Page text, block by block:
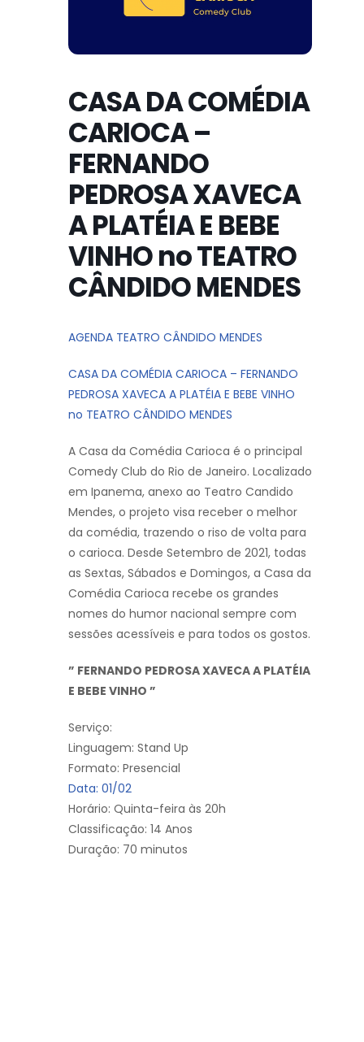
CASA DA COMÉDIA
CARIOCA –
FERNANDO
PEDROSA XAVECA
A PLATÉIA E BEBE
VINHO no TEATRO
CÂNDIDO MENDES
AGENDA TEATRO CÂNDIDO MENDES
CASA DA COMÉDIA CARIOCA – FERNANDO
PEDROSA XAVECA A PLATÉIA E BEBE VINHO
no TEATRO CÂNDIDO MENDES
A Casa da Comédia Carioca é o principal
Comedy Club do Rio de Janeiro. Localizado
em Ipanema, anexo ao Teatro Candido
Mendes, o projeto visa receber o melhor
da comédia, trazendo o riso de volta para
o carioca. Desde Setembro de 2021, todas
as Sextas, Sábados e Domingos, a Casa da
Comédia Carioca recebe os grandes
nomes do humor nacional sempre com
sessões acessíveis e para todos os gostos.
” FERNANDO PEDROSA XAVECA A PLATÉIA
E BEBE VINHO ”
Serviço:
Linguagem: Stand Up
Formato: Presencial
Data: 01/02
Horário: Quinta-feira às 20h
Classificação: 14 Anos
Duração: 70 minutos